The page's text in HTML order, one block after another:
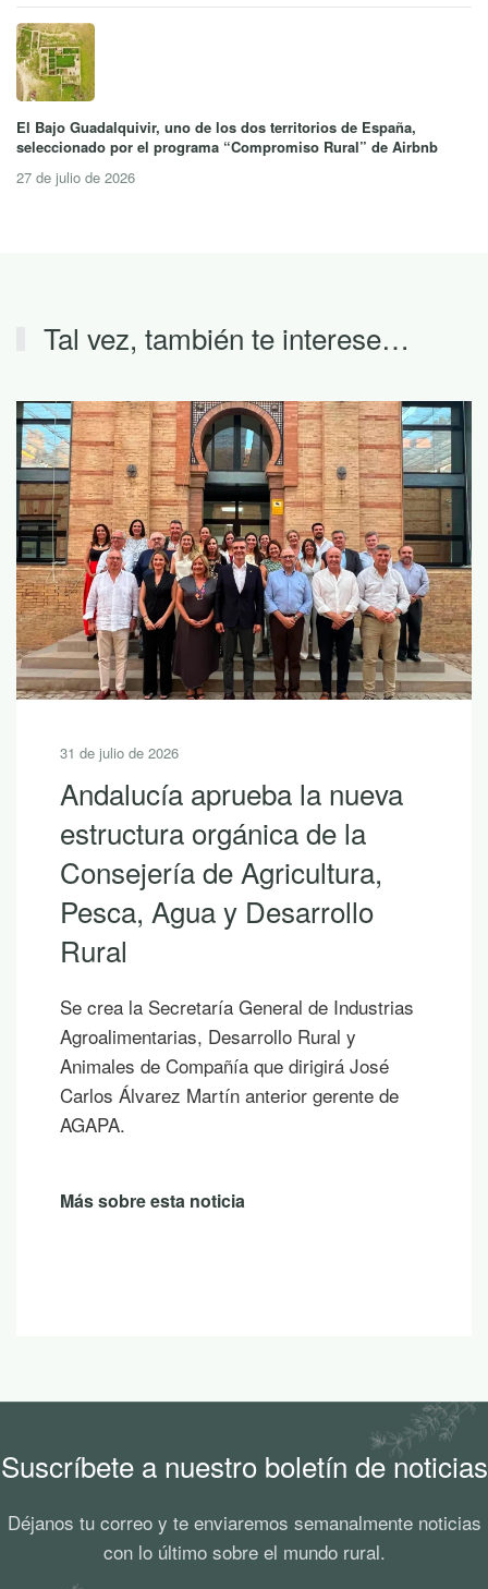
El Bajo Guadalquivir, uno de los dos territorios de España,
seleccionado por el programa “Compromiso Rural” de Airbnb
27 de julio de 2026
Tal vez, también te interese…
31 de julio de 2026
Andalucía aprueba la nueva
estructura orgánica de la
Consejería de Agricultura,
Pesca, Agua y Desarrollo
Rural
Se crea la Secretaría General de Industrias
Agroalimentarias, Desarrollo Rural y
Animales de Compañía que dirigirá José
Carlos Álvarez Martín anterior gerente de
AGAPA.
Más sobre esta noticia
Suscríbete a nuestro boletín de noticias
Déjanos tu correo y te enviaremos semanalmente noticias
con lo último sobre el mundo rural.